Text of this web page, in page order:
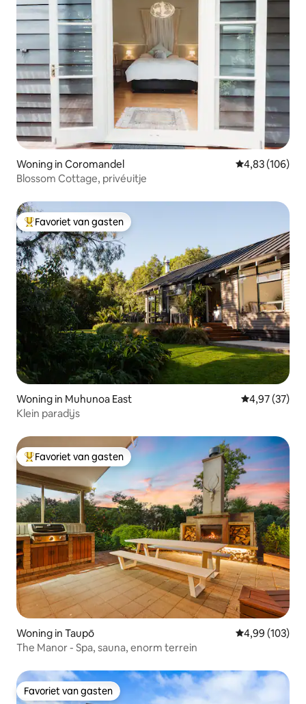
Woning in Coromandel Gemiddelde
4,83 (106)
Blossom Cottage, privéuitje
Topfavoriet van gasten
Favoriet van gasten
Woning in Muhunoa East Gemiddelde
4,97 (37)
Klein paradijs
Topfavoriet van gasten
Favoriet van gasten
Woning in Taupō Gemiddelde
4,99 (103)
The Manor - Spa, sauna, enorm terrein
Favoriet van gasten
Favoriet van gasten